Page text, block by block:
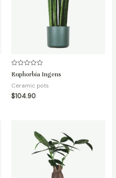
Avaliação
0
de
5
Euphorbia Ingens
Ceramic pots
$104.90